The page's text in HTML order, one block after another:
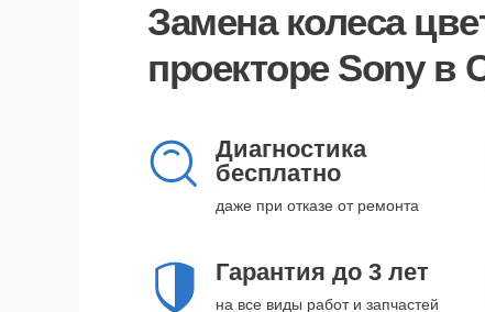
Замена колеса
проекторе Sony в
Диагностика
бесплатно
даже при отказе от ремонта
Гарантия до 3 лет
на все виды работ и запчастей